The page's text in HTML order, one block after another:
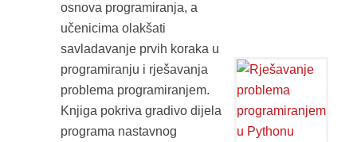
osnova programiranja, a
učenicima olakšati
savladavanje prvih koraka u
programiranju i rješavanja
problema programiranjem.
Knjiga pokriva gradivo dijela
programa nastavnog